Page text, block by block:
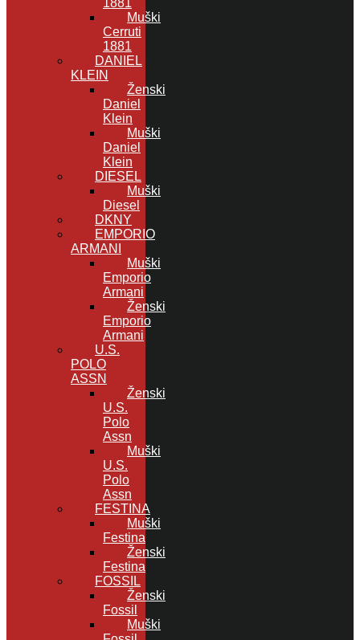
Muški
Cerruti
1881
DANIEL
KLEIN
Ženski
Daniel
Klein
Muški
Daniel
Klein
DIESEL
Muški
Diesel
DKNY
EMPORIO
ARMANI
Muški
Emporio
Armani
Ženski
Emporio
Armani
U.S.
POLO
ASSN
Ženski
U.S.
Polo
Assn
Muški
U.S.
Polo
Assn
FESTINA
Muški
Festina
Ženski
Festina
FOSSIL
Ženski
Fossil
Muški